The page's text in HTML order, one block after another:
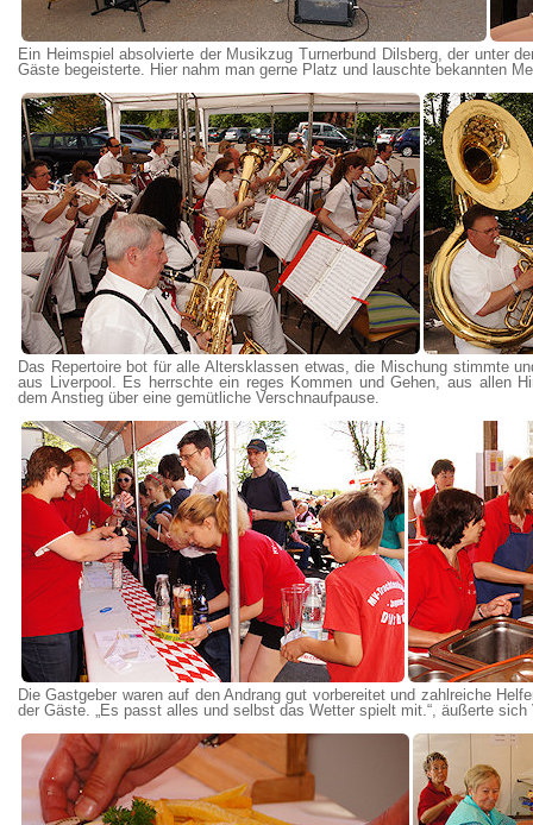
Ein Heimspiel absolvierte der Musikzug Turnerbund Dilsberg, der unter
Gäste begeisterte. Hier nahm man gerne Platz und lauschte bekannten
Das Repertoire bot für alle Altersklassen etwas, die Mischung stimmte
aus Liverpool. Es herrschte ein reges Kommen und Gehen, aus allen
dem Anstieg über eine gemütliche Verschnaufpause.
Die Gastgeber waren auf den Andrang gut vorbereitet und zahlreiche
der Gäste. „Es passt alles und selbst das Wetter spielt mit.“, äußerte